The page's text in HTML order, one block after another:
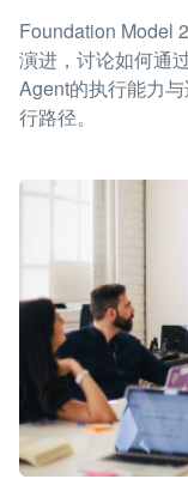
Foundation Model
演进，讨论如何通
Agent的执行能力
行路径。